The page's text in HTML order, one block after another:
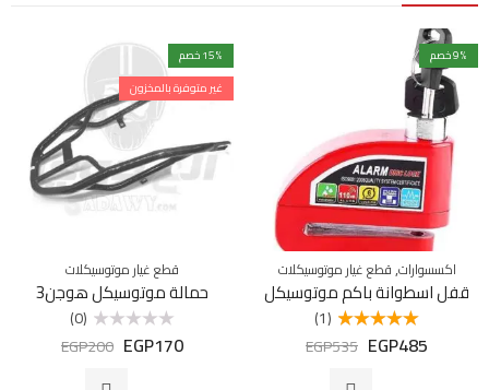
9% خصم
اكسسوارات,قطع غيار موتوسيكلات
قفل اسطوانة باكم موتوسيكل
5.00من 5
(1)
EGP485
EGP535
15% خصم
غير متوفرة بالمخزون
قطع غيار موتوسيكلات
حمالة موتوسيكل هوجن3
التقييم
(0)
EGP170
EGP200